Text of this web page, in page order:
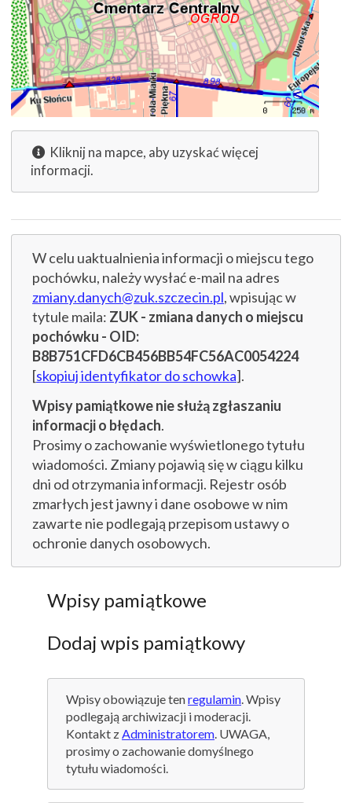
Kliknij na mapce, aby uzyskać więcej
informacji.
W celu uaktualnienia informacji o miejscu tego
pochówku, należy wysłać e-mail na adres
zmiany.danych@zuk.szczecin.pl, wpisując w
tytule maila: ZUK - zmiana danych o miejscu
pochówku - OID:
B8B751CFD6CB456BB54FC56AC0054224
[skopiuj identyfikator do schowka].
Wpisy pamiątkowe nie służą zgłaszaniu
informacji o błędach.
Prosimy o zachowanie wyświetlonego tytułu
wiadomości. Zmiany pojawią się w ciągu kilku
dni od otrzymania informacji. Rejestr osób
zmarłych jest jawny i dane osobowe w nim
zawarte nie podlegają przepisom ustawy o
ochronie danych osobowych.
Wpisy pamiątkowe
Dodaj wpis pamiątkowy
Wpisy obowiązuje tenregulamin. Wpisy
podlegają archiwizacji i moderacji.
Kontakt zAdministratorem. UWAGA,
prosimy o zachowanie domyślnego
tytułu wiadomości.